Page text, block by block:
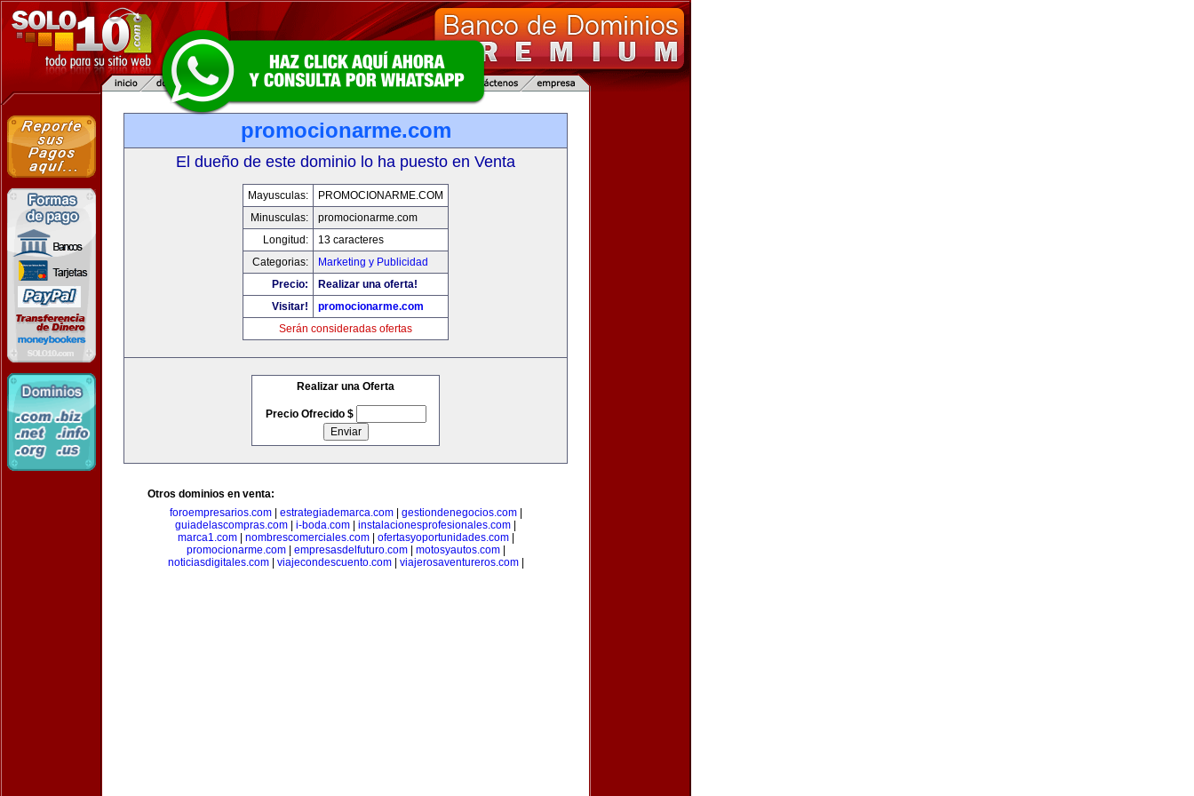
promocionarme.com
El dueño de este dominio lo ha puesto en Venta
Mayusculas:
PROMOCIONARME.COM
Minusculas:
promocionarme.com
Longitud:
13 caracteres
Categorias:
Marketing y Publicidad
Precio:
Realizar una oferta!
Visitar!
promocionarme.com
Serán consideradas ofertas
Realizar una Oferta
Precio Ofrecido $
Otros dominios en venta:
foroempresarios.com| estrategiademarca.com| gestiondenegocios.com|
guiadelascompras.com
i-boda.com instalacionesprofesionales.com
marca1.com| nombrescomerciales.com| ofertasyoportunidades.com|
promocionarme.com| empresasdelfuturo.com| motosyautos.com|
noticiasdigitales.com| viajecondescuento.com| viajerosaventureros.com|